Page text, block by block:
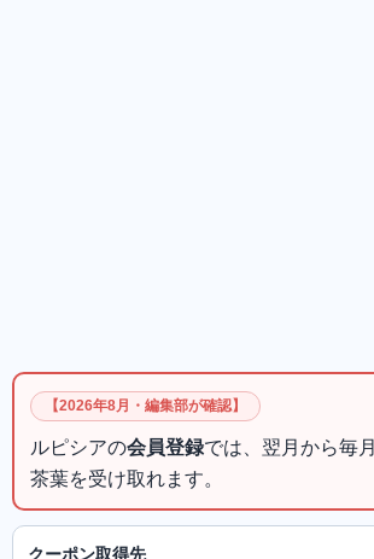
【2026年8月・編集部が確認】
ルピシアの会員登録では、翌月から毎月
茶葉を受け取れます。
クーポン取得先